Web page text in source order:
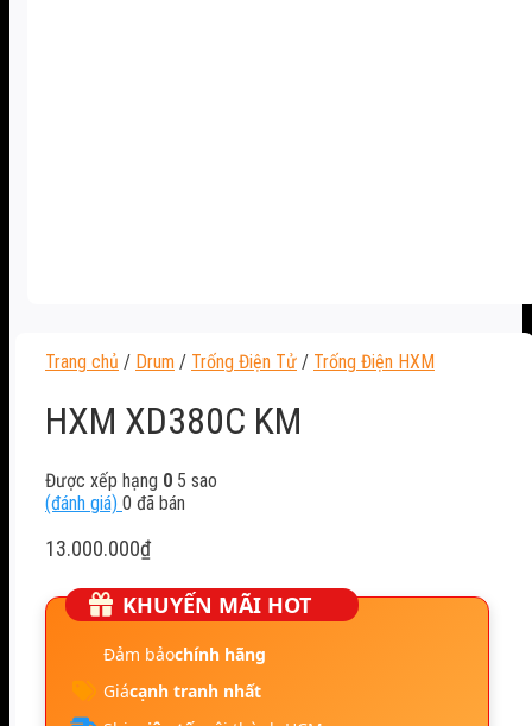
Trang chủ / Drum / Trống Điện Tử / Trống Điện HXM
HXM XD380C KM
Được xếp hạng 0 5 sao
(đánh giá) 0 đã bán
13.000.000₫
KHUYẾN MÃI HOT
Đảm bảochính hãng
Giácạnh tranh nhất